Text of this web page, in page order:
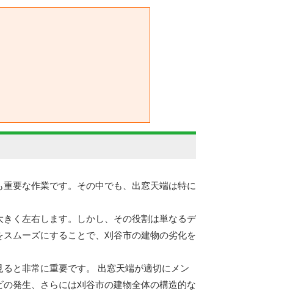
要な作業です。その中でも、出窓天端は特に
く左右します。しかし、その役割は単なるデ
ムーズにすることで、刈谷市の建物の劣化を
と非常に重要です。 出窓天端が適切にメン
発生、さらには刈谷市の建物全体の構造的な